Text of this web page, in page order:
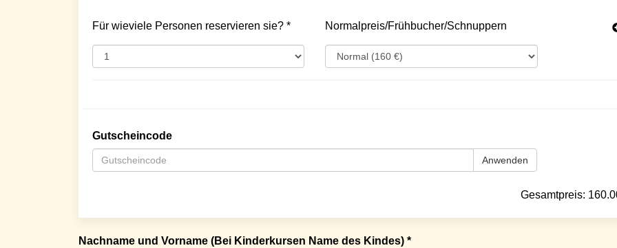
Für wieviele Personen reservieren sie? * Normalpreis/Frühbucher/Schnuppern
Gutscheincode
Anwenden
Gesamtpreis:
Nachname und Vorname (Bei Kinderkursen Name des Kindes) *